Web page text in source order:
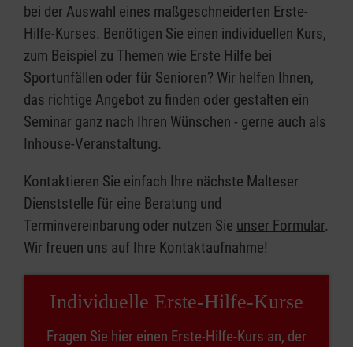
bei der Auswahl eines maßgeschneiderten Erste-
Hilfe-Kurses. Benötigen Sie einen individuellen Kurs,
zum Beispiel zu Themen wie Erste Hilfe bei
Sportunfällen oder für Senioren? Wir helfen Ihnen,
das richtige Angebot zu finden oder gestalten ein
Seminar ganz nach Ihren Wünschen - gerne auch als
Inhouse-Veranstaltung.
Kontaktieren Sie einfach Ihre nächste Malteser
Dienststelle für eine Beratung und
Terminvereinbarung oder nutzen Sie unser Formular.
Wir freuen uns auf Ihre Kontaktaufnahme!
Individuelle Erste-Hilfe-Kurse
Fragen Sie hier einen Erste-Hilfe-Kurs an, der